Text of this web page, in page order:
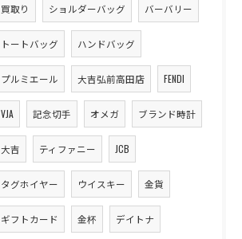
買取り ショルダーバッグ バーバリー
トートバッグ ハンドバッグ
プルミエール 大吉弘前高田店 FENDI
VJA 記念切手 オメガ ブランド時計
大吉 ティファニー JCB
タグホイヤー ウイスキー 金貨
ギフトカード 金杯 デイトナ